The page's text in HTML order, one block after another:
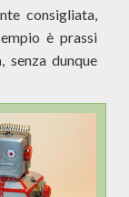
consigliata,
è prassi
, senza dunque